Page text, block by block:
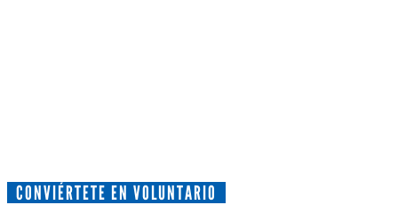
CONVIÉRTETE EN VOLUNTARIO